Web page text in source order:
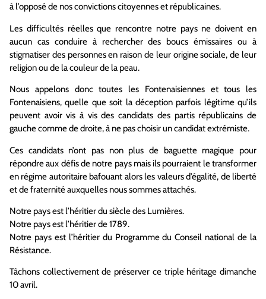
à l’opposé de nos convictions citoyennes et républicaines.
Les difficultés réelles que rencontre notre pays ne doivent en
aucun cas conduire à rechercher des boucs émissaires ou à
stigmatiser des personnes en raison de leur origine sociale, de leur
religion ou de la couleur de la peau.
Nous appelons donc toutes les Fontenaisiennes et tous les
Fontenaisiens, quelle que soit la déception parfois légitime qu’ils
peuvent avoir vis à vis des candidats des partis républicains de
gauche comme de droite, à ne pas choisir un candidat extrémiste.
Ces candidats n’ont pas non plus de baguette magique pour
répondre aux défis de notre pays mais ils pourraient le transformer
en régime autoritaire bafouant alors les valeurs d’égalité, de liberté
et de fraternité auxquelles nous sommes attachés.
Notre pays est l’héritier du siècle des Lumières.
Notre pays est l’héritier de 1789.
Notre pays est l’héritier du Programme du Conseil national de la
Résistance.
Tâchons collectivement de préserver ce triple héritage dimanche
10 avril.